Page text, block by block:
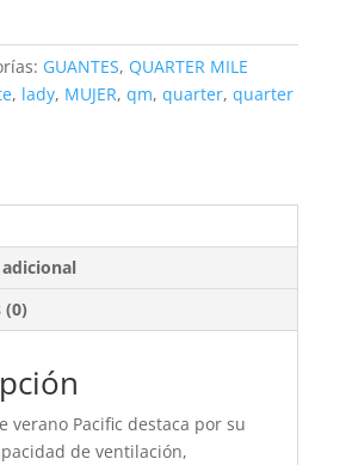
GUANTES, QUARTER MILE
, lady, MUJER, qm, quarter, quarter
(0)
verano Pacific destaca por su
de ventilación,